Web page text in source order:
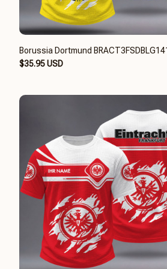
Borussia Dortmund
$35.95 USD